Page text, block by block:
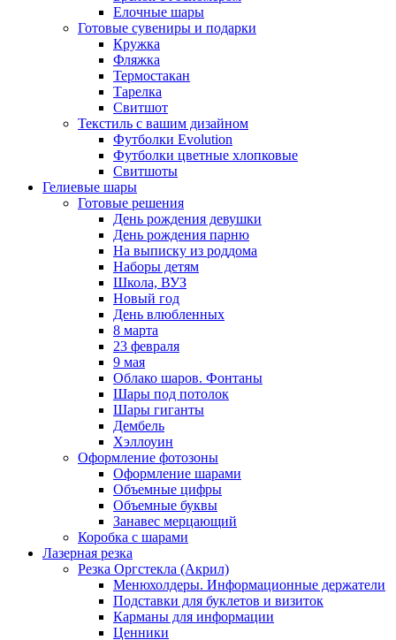
Елочные шары
Готовые сувениры и подарки
Кружка
Фляжка
Термостакан
Тарелка
Свитшот
Текстиль с вашим дизайном
Футболки Evolution
Футболки цветные хлопковые
Свитшоты
Гелиевые шары
Готовые решения
День рождения девушки
День рождения парню
На выписку из роддома
Наборы детям
Школа, ВУЗ
Новый год
День влюбленных
8 марта
23 февраля
9 мая
Облако шаров. Фонтаны
Шары под потолок
Шары гиганты
Дембель
Хэллоуин
Оформление фотозоны
Оформление шарами
Объемные цифры
Объемные буквы
Занавес мерцающий
Коробка с шарами
Лазерная резка
Резка Оргстекла (Акрил)
Менюхолдеры. Информационные держатели
Подставки для буклетов и визиток
Карманы для информации
Ценники